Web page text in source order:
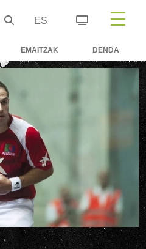
ES
EMAITZAK DENDA